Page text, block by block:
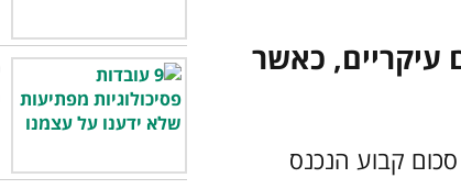
עיקריים, כאשר
קבוע הנכנס